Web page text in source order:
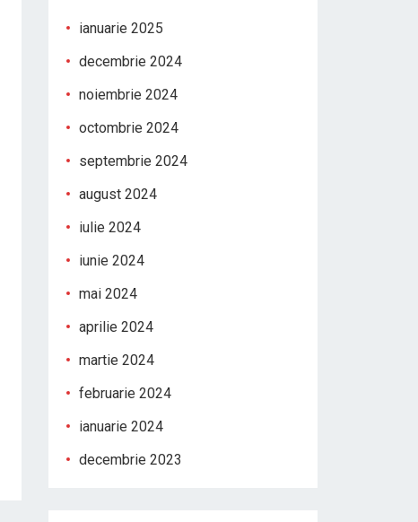
ianuarie 2025
decembrie 2024
noiembrie 2024
octombrie 2024
septembrie 2024
august 2024
iulie 2024
iunie 2024
mai 2024
aprilie 2024
martie 2024
februarie 2024
ianuarie 2024
decembrie 2023